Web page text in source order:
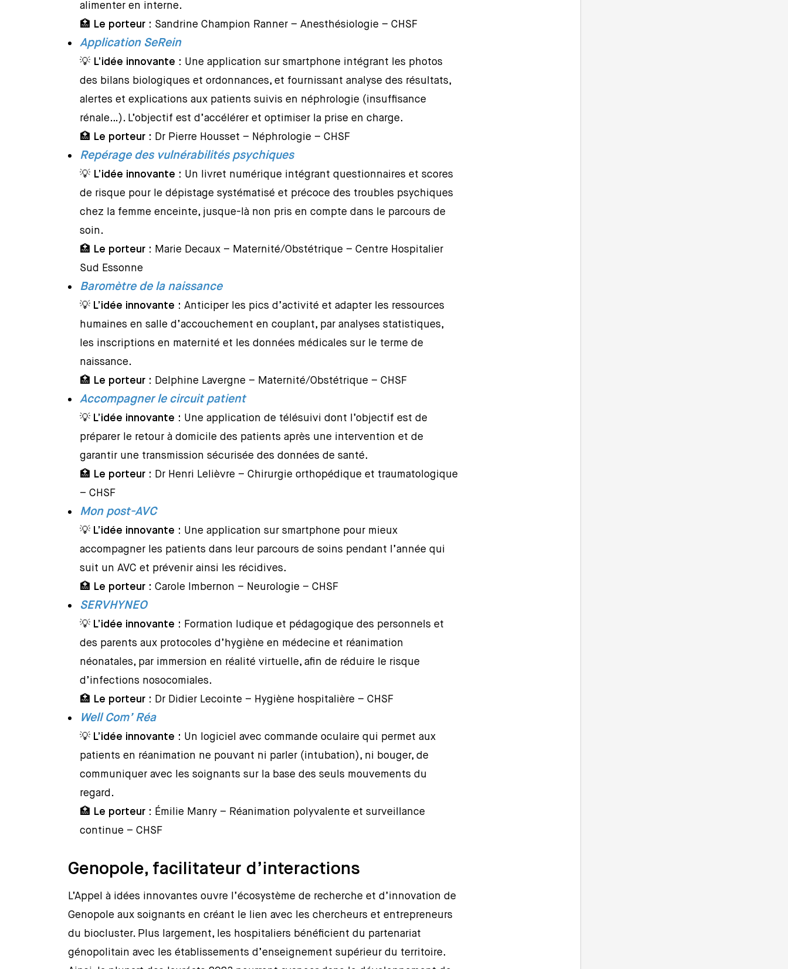
alimenter en interne.
🏥
Le porteur : Sandrine Champion Ranner – Anesthésiologie – CHSF
Application SeRein
💡 L’idée innovante : Une application sur smartphone intégrant les photos
des bilans biologiques et ordonnances, et fournissant analyse des résultats,
alertes et explications aux patients suivis en néphrologie (insuffisance
rénale…). L’objectif est d’accélérer et optimiser la prise en charge.
🏥
Le porteur : Dr Pierre Housset – Néphrologie – CHSF
Repérage des vulnérabilités psychiques
💡 L’idée innovante : Un livret numérique intégrant questionnaires et scores
de risque pour le dépistage systématisé et précoce des troubles psychiques
chez la femme enceinte, jusque-là non pris en compte dans le parcours de
soin.
🏥
Le porteur : Marie Decaux – Maternité/Obstétrique – Centre Hospitalier
Sud Essonne
Baromètre de la naissance
💡 L’idée innovante :Anticiper les pics d’activité et adapter les ressources
humaines en salle d’accouchement en couplant, par analyses statistiques,
les inscriptions en maternité et les données médicales sur le terme de
naissance.
🏥
Le porteur : Delphine Lavergne – Maternité/Obstétrique – CHSF
Accompagner le circuit patient
💡 L’idée innovante : Une application de télésuivi dont l’objectif est de
préparer le retour à domicile des patients après une intervention et de
garantir une transmission sécurisée des données de santé.
🏥
Le porteur : Dr Henri Lelièvre – Chirurgie orthopédique et traumatologique
– CHSF
Mon post-AVC
💡 L’idée innovante : Une application sur smartphone pour mieux
accompagner les patients dans leur parcours de soins pendant l’année qui
suit un AVC et prévenir ainsi les récidives.
🏥
Le porteur : Carole Imbernon – Neurologie – CHSF
SERVHYNEO
💡 L’idée innovante : Formation ludique et pédagogique des personnels et
des parents aux protocoles d’hygiène en médecine et réanimation
néonatales, par immersion en réalité virtuelle, afin de réduire le risque
d’infections nosocomiales.
🏥
Le porteur : Dr Didier Lecointe – Hygiène hospitalière – CHSF
Well Com’ Réa
💡 L’idée innovante : Un logiciel avec commande oculaire qui permet aux
patients en réanimation ne pouvant ni parler (intubation), ni bouger, de
communiquer avec les soignants sur la base des seuls mouvements du
regard.
🏥
Le porteur : Émilie Manry – Réanimation polyvalente et surveillance
continue – CHSF
Genopole, facilitateur d’interactions
L’Appel à idées innovantes ouvre l’écosystème de recherche et d’innovation de
Genopole aux soignants en créant le lien avec les chercheurs et entrepreneurs
du biocluster. Plus largement, les hospitaliers bénéficient du partenariat
génopolitain avec les établissements d’enseignement supérieur du territoire.